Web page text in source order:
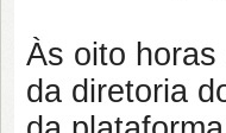
Às oito
da diretoria